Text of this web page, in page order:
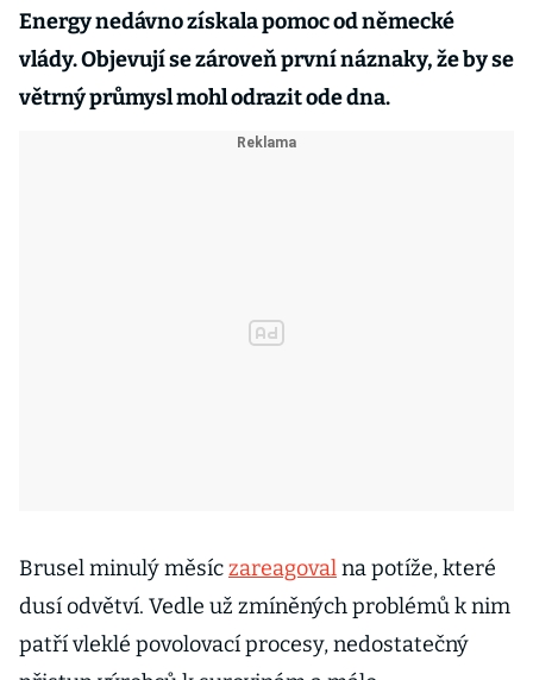
Energy nedávno získala pomoc od německé
vlády. Objevují se zároveň první náznaky, že by se
větrný průmysl mohl odrazit ode dna.
Brusel minulý měsíczareagovalna potíže, které
dusí odvětví. Vedle už zmíněných problémů k nim
patří vleklé povolovací procesy, nedostatečný